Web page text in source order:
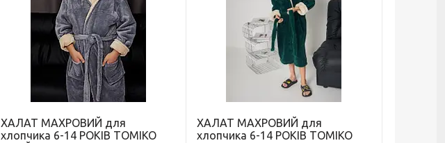
ХАЛАТ МАХРОВИЙ для
хлопчика 6-14 РОКІВ ТОМІКО
ХАЛАТ МАХРОВИЙ для
хлопчика 6-14 РОКІВ ТОМІКО